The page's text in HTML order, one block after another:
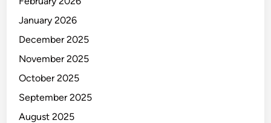
January 2026
December 2025
November 2025
October 2025
September 2025
August 2025